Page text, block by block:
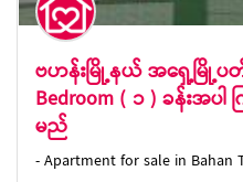
ဗဟန်းမြို့နယ် အ‌ရှေ့မြို့ပ
Bedroom ( ၁ ) ခန်းအပ
မည်
- Apartment for sale in Bahan